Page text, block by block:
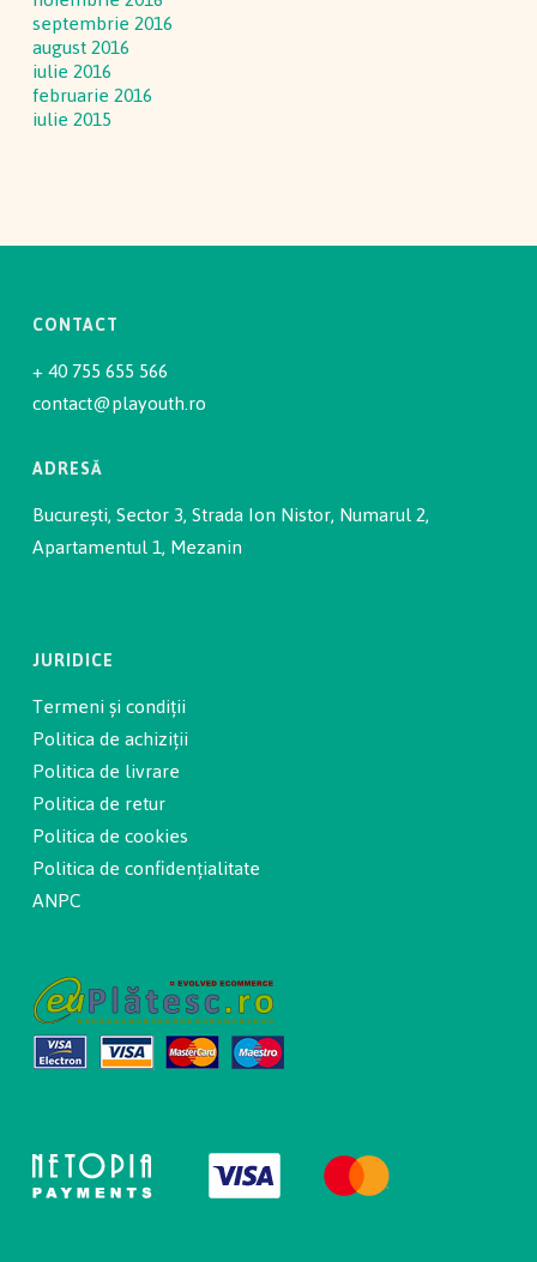
septembrie 2016
august 2016
iulie 2016
februarie 2016
iulie 2015
CONTACT
+ 40 755 655 566
contact@playouth.ro
ADRESĂ
București, Sector 3, Strada Ion Nistor, Numarul 2,
Apartamentul 1, Mezanin
JURIDICE
Termeni și condiții
Politica de achiziții
Politica de livrare
Politica de retur
Politica de cookies
Politica de confidențialitate
ANPC